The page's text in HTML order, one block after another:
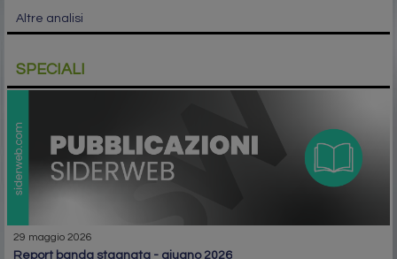
Altre analisi
SPECIALI
29 maggio 2026
report banda stagnata - giugno 2026